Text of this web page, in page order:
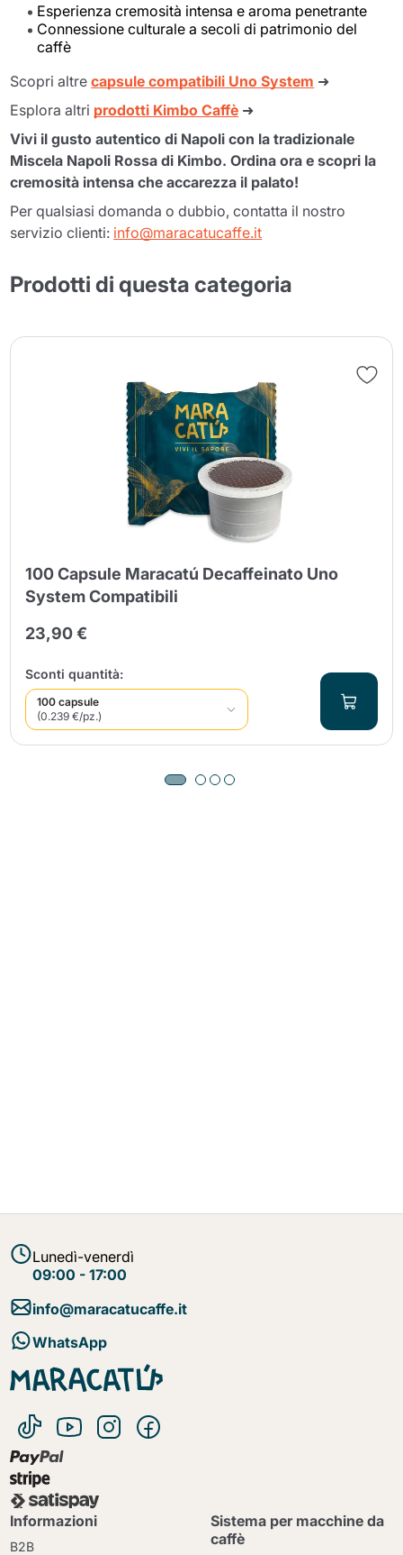
Esperienza cremosità intensa e aroma penetrante
Connessione culturale a secoli di patrimonio del
caffè
Scopri altrecapsule compatibili Uno System ➜
Esplora altri prodotti Kimbo Caffè ➜
Vivi il gusto autentico di Napoli con la tradizionale
Miscela Napoli Rossa di Kimbo. Ordina ora e scopri la
cremosità intensa che accarezza il palato!
Per qualsiasi domanda o dubbio, contatta il nostro
servizio clienti: info@maracatucaffe.it
Prodotti di questa categoria
100 Capsule Maracatú Decaffeinato Uno
System Compatibili
23,90 €
Sconti quantità:
100 capsule
(0.239 €/pz.)
Lunedì-venerdì
09:00 - 17:00
info@maracatucaffe.it
WhatsApp
Informazioni
B2B
Sistema per macchine da
caffè